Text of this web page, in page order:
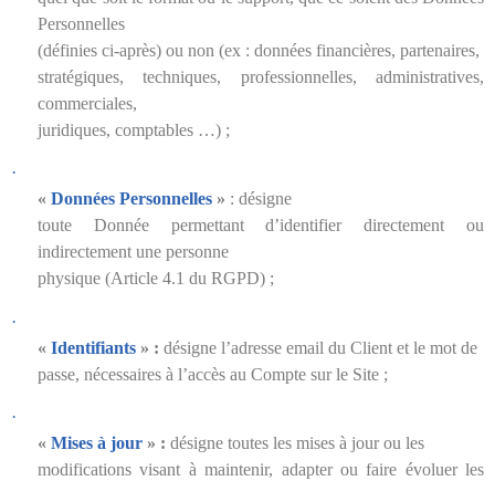
Personnelles
(définies ci-après) ou non (ex : données financières, partenaires,
stratégiques, techniques, professionnelles, administratives,
commerciales,
juridiques, comptables …) ;
·
« Données Personnelles » : désigne
toute Donnée permettant d’identifier directement ou
indirectement une personne
physique (Article 4.1 du RGPD) ;
·
« Identifiants » : désigne l’adresse email du Client et le mot de
passe, nécessaires à l’accès au Compte sur le Site ;
·
« Mises à jour » : désigne toutes les mises à jour ou les
modifications visant à maintenir, adapter ou faire évoluer les